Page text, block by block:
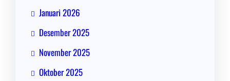
Januari 2026
Desember 2025
November 2025
Oktober 2025